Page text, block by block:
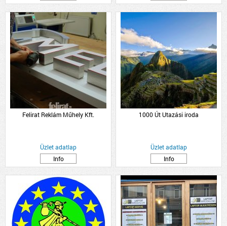
Felirat Reklám Műhely Kft.
Üzlet adatlap
Info
1000 Út Utazási iroda
Üzlet adatlap
Info